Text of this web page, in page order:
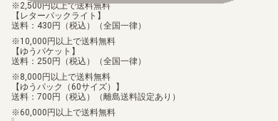
2,500円以上で送料無料
【レターパックライト】
送料：430円（税込）（全国一律）
10,000円以上で送料無料
【ゆうパケット】
送料：250円（税込）（全国一律）
8,000円以上で送料無料
【ゆうパック（60サイズ）】
送料：700円（税込）（離島送料設定あり）
60,000円以上で送料無料